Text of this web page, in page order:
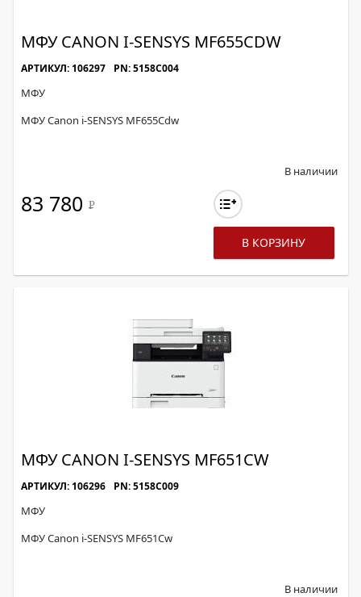
МФУ CANON I-SENSYS MF655CDW
АРТИКУЛ: 106297 PN: 5158C004
МФУ
МФУ Canon i-SENSYS MF655Cdw
В наличии
83 780 Р
В КОРЗИНУ
МФУ CANON I-SENSYS MF651CW
АРТИКУЛ: 106296 PN: 5158C009
МФУ
МФУ Canon i-SENSYS MF651Cw
В наличии